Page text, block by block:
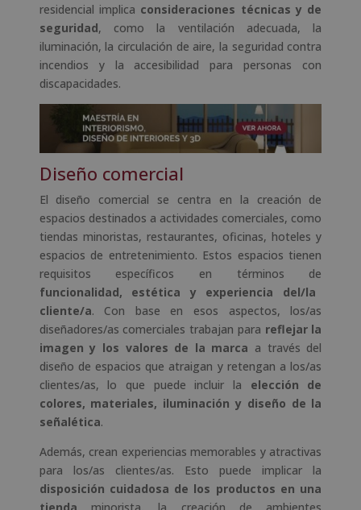
residencial implica consideraciones técnicas y de
seguridad, como la ventilación adecuada, la
iluminación, la circulación de aire, la seguridad contra
incendios y la accesibilidad para personas con
discapacidades.
Diseño comercial
El diseño comercial se centra en la creación de
espacios destinados a actividades comerciales, como
tiendas minoristas, restaurantes, oficinas, hoteles y
espacios de entretenimiento. Estos espacios tienen
requisitos específicos en términos de
funcionalidad, estética y experiencia del/la
cliente/a. Con base en esos aspectos, los/as
diseñadores/as comerciales trabajan para reflejar la
imagen y los valores de la marca a través del
diseño de espacios que atraigan y retengan a los/as
clientes/as, lo que puede incluir la elección de
colores, materiales, iluminación y diseño de la
señalética.
Además, crean experiencias memorables y atractivas
para los/as clientes/as. Esto puede implicar la
disposición cuidadosa de los productos en una